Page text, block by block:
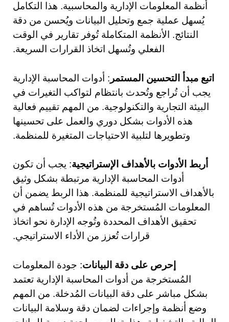
أنظمة المعلومات الإدارية والمحاسبية. هذا التكامل
يُسهل عملية جمع وتحليل البيانات ويُحسن من دقة
النتائج. الأنظمة المتكاملة تُوفر تقارير في الوقت
الفعلي وتُسهل اتخاذ القرارات السريعة.
اتبع مبدأ التحسين المستمر : أدوات المحاسبة الإدارية
يجب أن تُراجع وتُحدث بانتظام لتواكب التغيرات في
البيئة التجارية والتكنولوجية. من المهم تقييم فعالية
هذه الأدوات بشكل دوري والعمل على تحسينها
وتطويرها لتلبية الاحتياجات المتغيرة للمنظمة.
أربط الأدوات بالأهداف الإستراتيجية: يجب أن تكون
أدوات المحاسبة الإدارية مرتبطة بشكل وثيق
بالأهداف الاستراتيجية للمنظمة. هذا الربط يضمن أن
المعلومات المُستخرجة من هذه الأدوات تُساهم في
تحقيق الأهداف المحددة وتُوجه الإدارة نحو اتخاذ
قرارات تُعزز من الأداء الاستراتيجي.
إحرص على دقة البيانات: جودة المعلومات
المُستخرجة من أدوات المحاسبة الإدارية تعتمد
بشكل مباشر على دقة البيانات المُدخلة. من المهم
وضع أنظمة وإجراءات لضمان دقة وسلامة البيانات